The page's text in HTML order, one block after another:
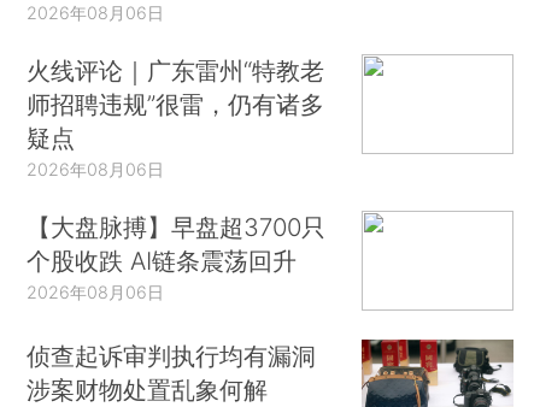
2026年08月06日
火线评论｜广东雷州“特教老
师招聘违规”很雷，仍有诸多
疑点
2026年08月06日
【大盘脉搏】早盘超3700只
个股收跌 AI链条震荡回升
2026年08月06日
侦查起诉审判执行均有漏洞
涉案财物处置乱象何解